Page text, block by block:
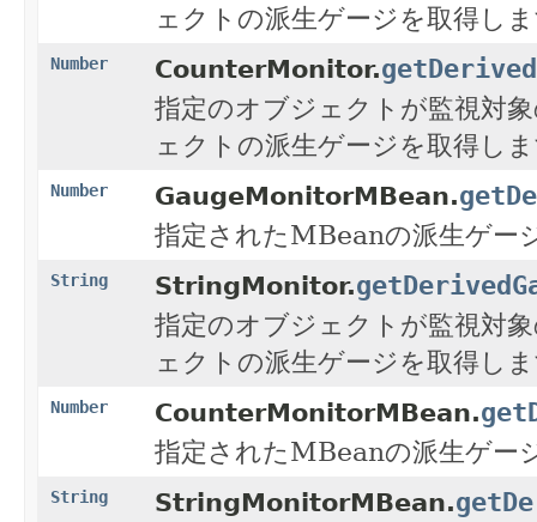
ェクトの派生ゲージを取得し
Number CounterMonitor.
指定のオブジェクトが監視対
ェクトの派生ゲージを取得し
Number GaugeMonitorMBean.
指定されたMBeanの派生ゲー
String StringMonitor.
指定のオブジェクトが監視対
ェクトの派生ゲージを取得し
Number CounterMonitorMBean.
指定されたMBeanの派生ゲー
String StringMonitorMBean.